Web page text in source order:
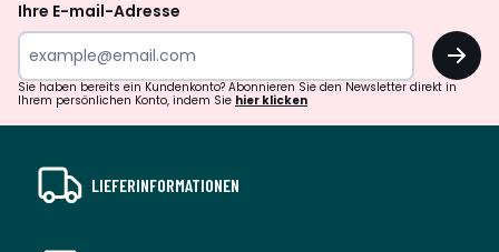
Ihre E-mail-Adresse
OK
Sie haben bereits ein Kundenkonto? Abonnieren Sie den Newsletter direkt in
Ihrem persönlichen Konto, indem Sie hier klicken
LIEFERINFORMATIONEN